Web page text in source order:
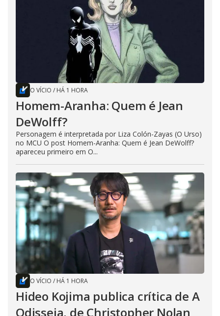
O VÍCIO / HÁ 1 HORA
Homem-Aranha: Quem é Jean
DeWolff?
Personagem é interpretada por Liza Colón-Zayas (O Urso)
no MCU O post Homem-Aranha: Quem é Jean DeWolff?
apareceu primeiro em O...
O VÍCIO / HÁ 1 HORA
Hideo Kojima publica crítica de A
Odisseia, de Christopher Nolan